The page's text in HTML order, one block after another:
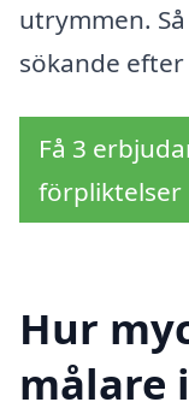
utrymmen.
sökande
Få 3
förpliktelser
Hur
målare